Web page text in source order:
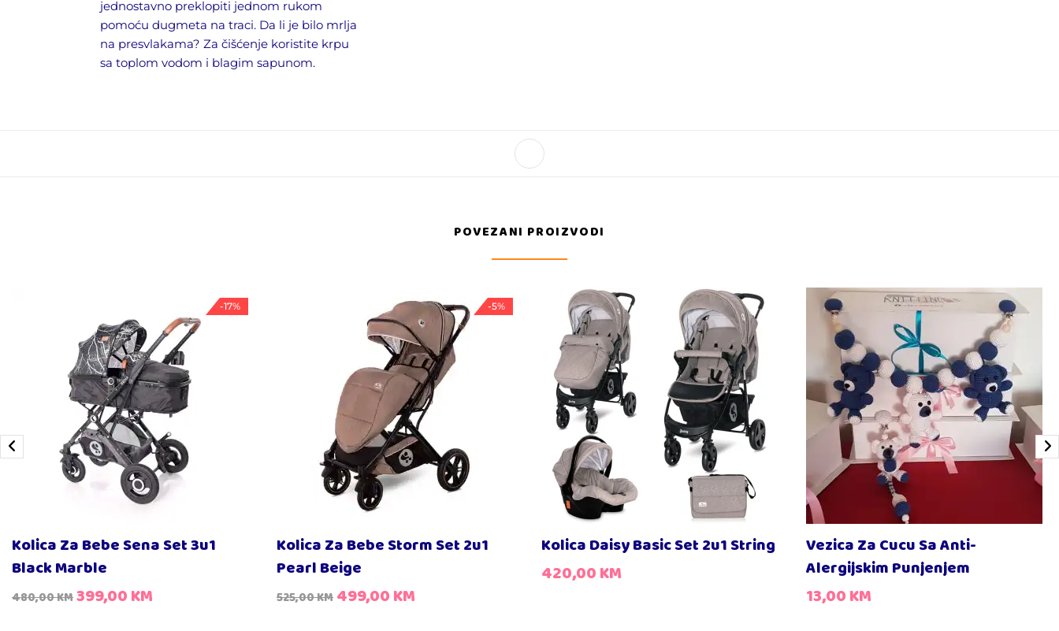
jednostavno preklopiti jednom rukom
pomoću dugmeta na traci. Da li je bilo mrlja
na presvlakama? Za čišćenje koristite krpu
sa toplom vodom i blagim sapunom.
POVEZANI PROIZVODI
-17%
Kolica Za Bebe Sena Set 3u1
Black Marble
480,00KM399,00KM
-5%
Kolica Za Bebe Storm Set 2u1
Pearl Beige
525,00KM 499,00KM
Kolica Daisy Basic Set 2u1 String
420,00KM
Vezica Za Cucu Sa Anti-
Alergijskim Punjenjem
13,00KM